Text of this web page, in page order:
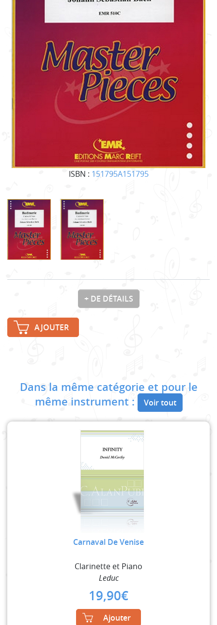
ISBN : 151795A151795
+ DE DÉTAILS
AJOUTER
Dans la même catégorie et pour le
même instrument :
Voir tout
Carnaval De Venise
Clarinette et Piano
Leduc
19,90€
Ajouter